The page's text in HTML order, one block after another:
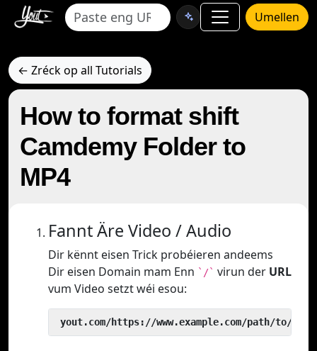
Umellen
← Zréck op all Tutorials
How to format shift
Camdemy Folder to
MP4
Fannt Äre Video / Audio
Dir kënnt eisen Trick probéieren andeems
Dir eisen Domain mam Enn `/` virun der URL
vum Video setzt wéi esou:
yout.com/https://www.example.com/path/to/